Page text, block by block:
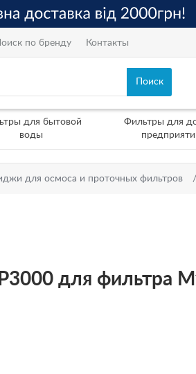
по бренду Контакты
для бытовой
воды
Фильтры для
для осмоса и проточных фильтров
для фильтра